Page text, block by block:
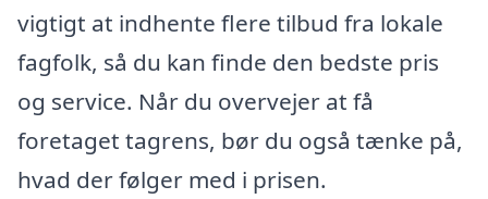
vigtigt at indhente flere tilbud fra lokale
fagfolk, så du kan finde den bedste pris
og service. Når du overvejer at få
foretaget tagrens, bør du også tænke på,
hvad der følger med i prisen.